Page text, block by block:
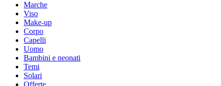
Marche
Viso
Make-up
Corpo
Capelli
Uomo
Bambini e neonati
Temi
Solari
Offerte